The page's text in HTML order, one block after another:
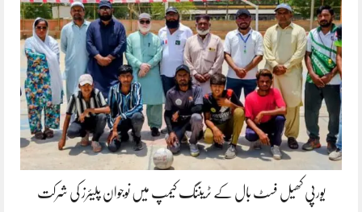
یورپی کھیل فسٹ بال کے ٹریننگ کیمپ میں نوجوان پلیئرز کی شرکت